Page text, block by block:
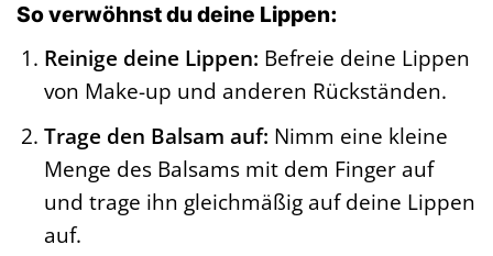
So verwöhnst du deine Lippen:
Reinige deine Lippen: Befreie deine Lippen
von Make-up und anderen Rückständen.
Trage den Balsam auf: Nimm eine kleine
Menge des Balsams mit dem Finger auf
und trage ihn gleichmäßig auf deine Lippen
auf.